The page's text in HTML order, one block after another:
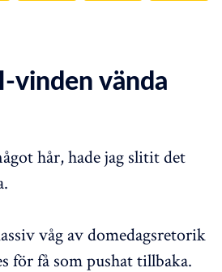
vinden vända
hår, hade jag slitit det
våg av domedagsretorik
för få som pushat tillbaka.